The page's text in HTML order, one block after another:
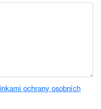
ochrany osobních